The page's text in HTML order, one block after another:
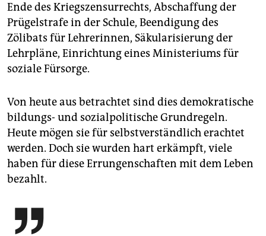
Ende des Kriegszensurrechts, Abschaffung der
Prügelstrafe in der Schule, Beendigung des
Zölibats für Lehrerinnen, Säkularisierung der
Lehrpläne, Einrichtung eines Ministeriums für
soziale Fürsorge.
Von heute aus betrachtet sind dies demokratische
bildungs- und sozialpolitische Grundregeln.
Heute mögen sie für selbstverständlich erachtet
werden. Doch sie wurden hart erkämpft, viele
haben für diese Errungenschaften mit dem Leben
bezahlt.
